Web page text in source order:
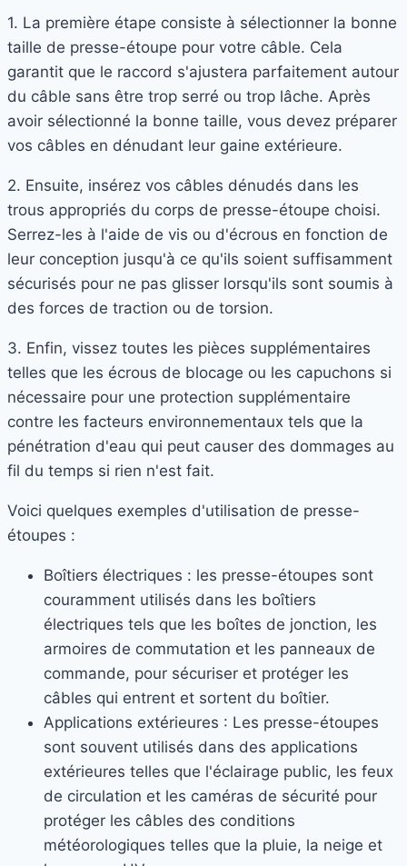
1. La première étape consiste à sélectionner la bonne
taille de presse-étoupe pour votre câble. Cela
garantit que le raccord s'ajustera parfaitement autour
du câble sans être trop serré ou trop lâche. Après
avoir sélectionné la bonne taille, vous devez préparer
vos câbles en dénudant leur gaine extérieure.
2. Ensuite, insérez vos câbles dénudés dans les
trous appropriés du corps de presse-étoupe choisi.
Serrez-les à l'aide de vis ou d'écrous en fonction de
leur conception jusqu'à ce qu'ils soient suffisamment
sécurisés pour ne pas glisser lorsqu'ils sont soumis à
des forces de traction ou de torsion.
3. Enfin, vissez toutes les pièces supplémentaires
telles que les écrous de blocage ou les capuchons si
nécessaire pour une protection supplémentaire
contre les facteurs environnementaux tels que la
pénétration d'eau qui peut causer des dommages au
fil du temps si rien n'est fait.
Voici quelques exemples d'utilisation de presse-
étoupes :
Boîtiers électriques : les presse-étoupes sont
couramment utilisés dans les boîtiers
électriques tels que les boîtes de jonction, les
armoires de commutation et les panneaux de
commande, pour sécuriser et protéger les
câbles qui entrent et sortent du boîtier.
Applications extérieures : Les presse-étoupes
sont souvent utilisés dans des applications
extérieures telles que l'éclairage public, les feux
de circulation et les caméras de sécurité pour
protéger les câbles des conditions
météorologiques telles que la pluie, la neige et